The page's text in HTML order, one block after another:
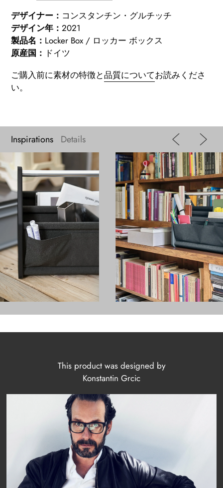
デザイナー： コンスタンチン・グルチッチ
デザイン年： 2021
製品名： Locker Box / ロッカー ボックス
原産国： ドイツ
ご購入前に素材の特徴と品質についてお読みくださ
い。
Inspirations Details
This product was designed by
Konstantin Grcic